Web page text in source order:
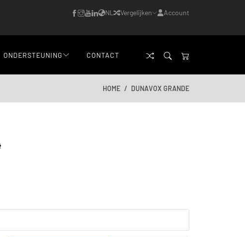
NL Vergelijken Account
ONDERSTEUNING CONTACT
HOME DUNAVOX GRANDE